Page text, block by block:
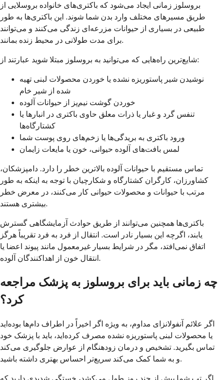
بروسلوز زمانی ایجاد می‌شود که باکتری‌های خانواده بروسلایی از
طریق مسیرهای مختلف وارد بدن شما شوند. این باکتری‌ها به طور
طبیعی در بسیاری از حیوانات مزرعه‌ای زندگی می‌کنند و می‌توانند
برای مدت طولانی در محیط زنده بمانند.
شایع‌ترین راه‌هایی که می‌توانید به بروسلوز مبتلا شوید عبارتند از:
نوشیدن شیر پاستوریزه نشده یا خوردن محصولات لبنی تهیه
شده از شیر خام
خوردن گوشت نیم‌پز از حیوانات آلوده
تنفس گرد و غبار یا ذرات معلق حاوی باکتری در انبارها یا
کشتارگاه‌ها
ورود باکتری به بریدگی‌ها یا زخم‌های روی پوست شما
لمس بافت‌های آلوده حیوانی، خون یا مایعات زایمان
تماس مستقیم با حیوانات آلوده بالاترین خطر را دارد. دامپزشکان،
کشاورزان، کارگران کشتارگاه و شکارچیان با توجه به اینکه به طور
مرتب با حیوانات و محصولات حیوانی کار می‌کنند، در معرض خطر
بیشتری هستند.
باکتری‌ها همچنین می‌توانند از طریق حوادث آزمایشگاهی گسترش
یابند، اگرچه این بسیار نادر است. انتقال از فرد به فرد تقریباً هرگز
اتفاق نمی‌افتد، مگر در شرایط بسیار غیرمعمول مانند پیوند اعضا یا
انتقال خون از اهداکنندگان آلوده.
چه زمانی باید برای بروسلوز به پزشک مراجعه
کرد؟
اگر علائم آنفولانزای مداوم، به ویژه اگر اخیراً در اطراف دام‌ها بوده‌اید
یا محصولات لبنی پاستوریزه نشده مصرف کرده‌اید، باید با پزشک خود
تماس بگیرید. تشخیص و درمان زودهنگام از عوارض جلوگیری می‌کند
و به شما کمک می‌کند سریع‌تر احساس بهتری داشته باشید.